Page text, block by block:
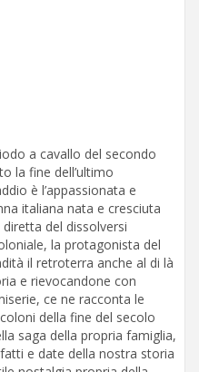
a cavallo del secondo
la fine dell’ultimo
è l’appassionata e
italiana nata e cresciuta
del dissolversi
la protagonista del
il retroterra anche al di là
e rievocandone con
ce ne racconta le
della fine del secolo
saga della propria famiglia,
e date della nostra storia